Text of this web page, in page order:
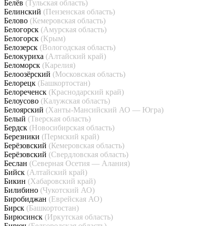
Белёв (Тульская область)
Белинский (Пензенская область)
Белово (Кемеровская область)
Белогорск (Амурская область)
Белогорск (Крым)
Белозерск (Вологодская область)
Белокуриха (Алтайский край)
Беломорск (Карелия)
Белоозёрский (Московская область)
Белорецк (Башкортостан)
Белореченск (Краснодарский край)
Белоусово (Калужская область)
Белоярский (Ханты-Мансийский АО — Югра)
Белый (Тверская область)
Бердск (Новосибирская область)
Березники (Пермский край)
Берёзовский (Кемеровская область)
Берёзовский (Свердловская область)
Беслан (Северная Осетия — Алания)
Бийск (Алтайский край)
Бикин (Хабаровский край)
Билибино (Чукотский АО)
Биробиджан (Еврейская АО)
Бирск (Башкортостан)
Бирюсинск (Иркутская область)